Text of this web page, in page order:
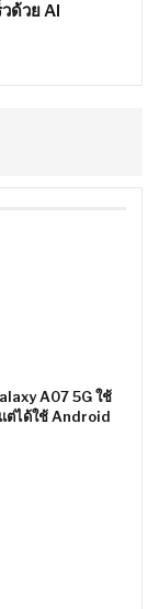
ด้วย AI
A07 5G ใช้
ต่ได้ใช้ Android